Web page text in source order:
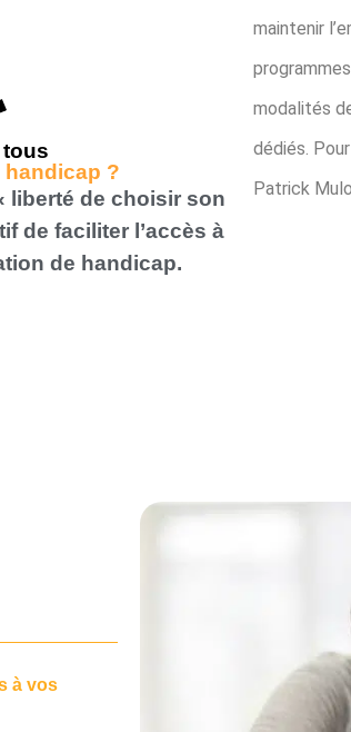
handicap ?
liberté de choisir son
de faciliter l’accès à
de handicap.
maintenir
modalités
dédiés.
Patrick
à vos